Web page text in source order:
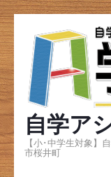
コ
ン
テ
ン
ツ
へ
ス
自学ア
【小･中学生対象】
市桜井町